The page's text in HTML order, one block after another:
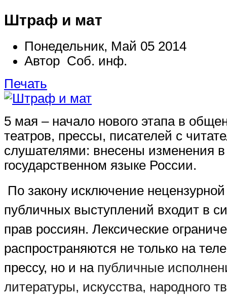
Штраф и мат
Понедельник, Май 05 2014
Автор Соб. инф.
Печать
5 мая – начало нового этапа в
театров, прессы, писателей с
слушателями: внесены изменения в
государственном языке России.
По закону исключение
публичных выступлений входит в
прав россиян. Лексические
распространяются не только на
прессу, но и на публичные
литературы, искусства, народного